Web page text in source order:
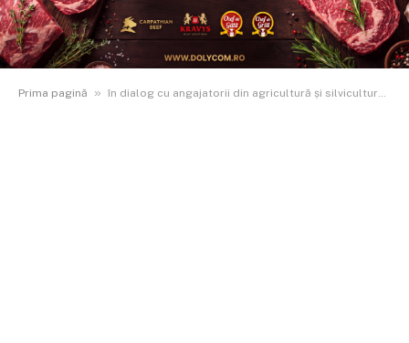
Prima pagină » în dialog cu angajatorii din agricultură și silvicultură: Sprijin pentru respectarea legislației muncii